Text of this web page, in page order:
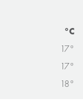
°C
17°
17°
18°